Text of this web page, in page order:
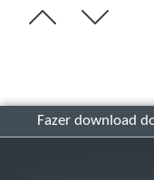
Fazer download